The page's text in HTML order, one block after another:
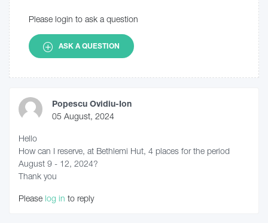
Please login to ask a question
ASK A QUESTION
Popescu Ovidiu-Ion
05 August, 2024
Hello
How can I reserve, at Bethlemi Hut, 4 places for the period
August 9 - 12, 2024?
Thank you
Please log in to reply